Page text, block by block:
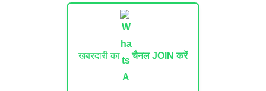
खबरदारी का चैनल JOIN करें